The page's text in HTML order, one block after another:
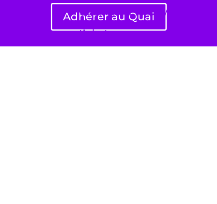
Adhérer au Quai
Click here to buy
tickets